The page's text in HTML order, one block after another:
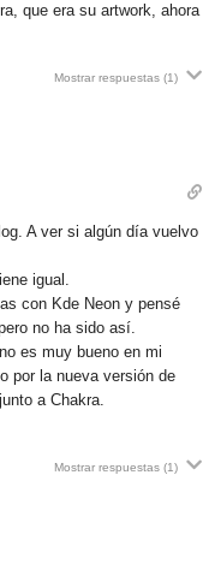
que era su artwork, ahora
Mostrar respuestas (1)
A ver si algún día vuelvo
igual.
con Kde Neon y pensé
no ha sido así.
es muy bueno en mi
por la nueva versión de
a Chakra.
Mostrar respuestas (1)